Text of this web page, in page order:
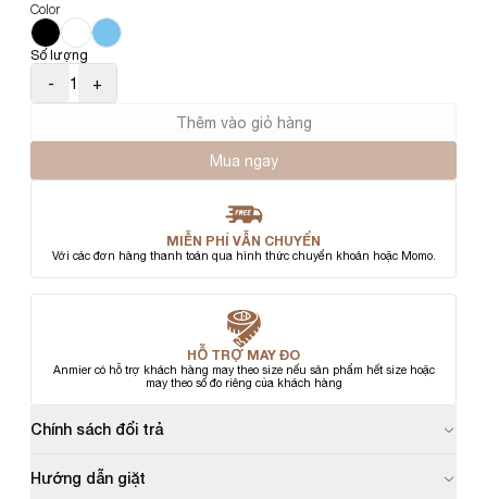
Color
Số lượng
- 1 +
Thêm vào giỏ hàng
Mua ngay
MIỄN PHÍ VẪN CHUYỂN
Với các đơn hàng thanh toán qua hình thức chuyển khoản hoặc Momo.
HỖ TRỢ MAY ĐO
Anmier có hỗ trợ khách hàng may theo size nếu sản phẩm hết size hoặc
may theo số đo riêng của khách hàng
Chính sách đổi trả
Hướng dẫn giặt